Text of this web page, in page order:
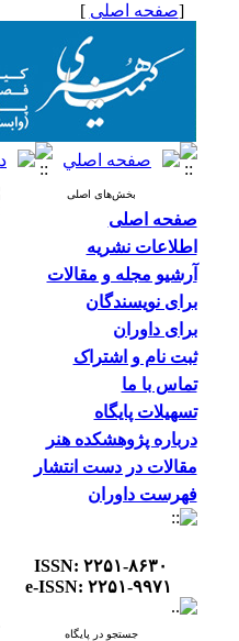
[صفحه اصلی ]
بخش‌های اصلی
صفحه اصلی
اطلاعات نشریه
آرشیو مجله و مقالات
برای نویسندگان
برای داوران
ثبت نام و اشتراک
تماس با ما
تسهیلات پایگاه
درباره پژوهشکده هنر
مقالات در دست انتشار
فهرست داوران
ISSN: ۲۲۵۱-۸۶۳۰
e-ISSN: ۲۲۵۱-۹۹۷۱
جستجو در پایگاه